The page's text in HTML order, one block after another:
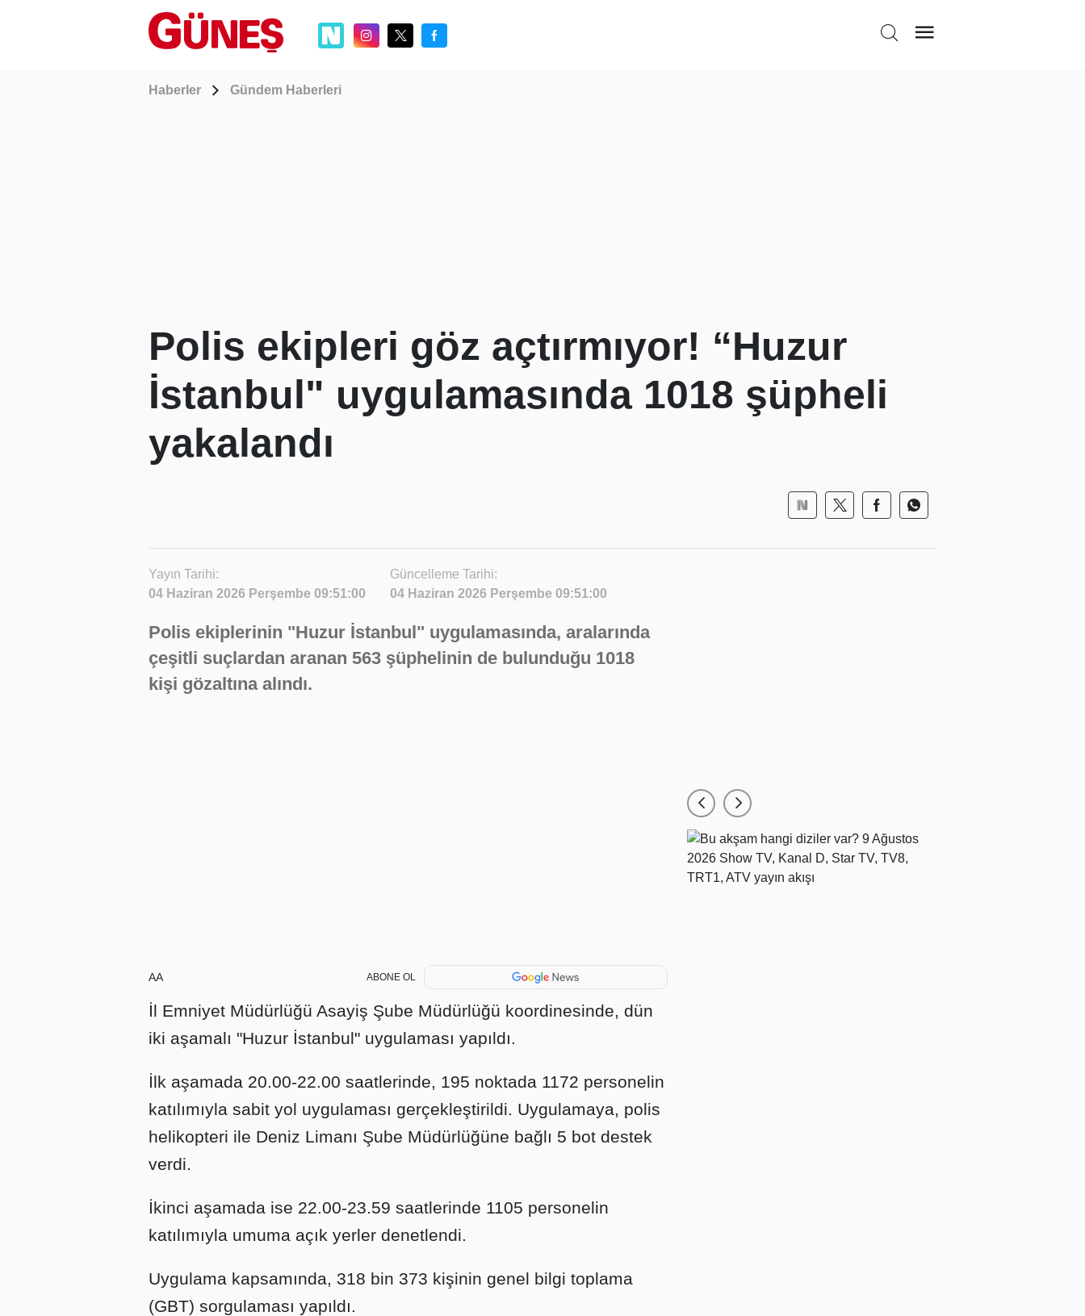
Haberler Gündem Haberleri
Polis ekipleri göz açtırmıyor! “Huzur
İstanbul" uygulamasında 1018 şüpheli
yakalandı
Yayın Tarihi:
04 Haziran 2026 Perşembe 09:51:00
Güncelleme Tarihi:
04 Haziran 2026 Perşembe 09:51:00
Polis ekiplerinin "Huzur İstanbul" uygulamasında, aralarında
çeşitli suçlardan aranan 563 şüphelinin de bulunduğu 1018
kişi gözaltına alındı.
AA ABONE OL
İl Emniyet Müdürlüğü Asayiş Şube Müdürlüğü koordinesinde, dün
iki aşamalı "Huzur İstanbul" uygulaması yapıldı.
İlk aşamada 20.00-22.00 saatlerinde, 195 noktada 1172 personelin
katılımıyla sabit yol uygulaması gerçekleştirildi. Uygulamaya, polis
helikopteri ile Deniz Limanı Şube Müdürlüğüne bağlı 5 bot destek
verdi.
İkinci aşamada ise 22.00-23.59 saatlerinde 1105 personelin
katılımıyla umuma açık yerler denetlendi.
Uygulama kapsamında, 318 bin 373 kişinin genel bilgi toplama
(GBT) sorgulaması yapıldı.